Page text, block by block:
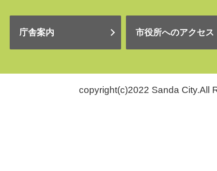
庁舎案内 市役所へのアクセス
copyright(c)2022 Sanda City.All